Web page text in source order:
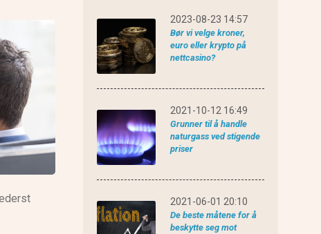
eToro anmeldelse
2023-08-23 14:57
Bør vi velge kroner,
euro eller krypto på
nettcasino?
2021-10-12 16:49
Grunner til å handle
naturgass ved stigende
priser
2021-06-01 20:10
De beste måtene for å
beskytte seg mot